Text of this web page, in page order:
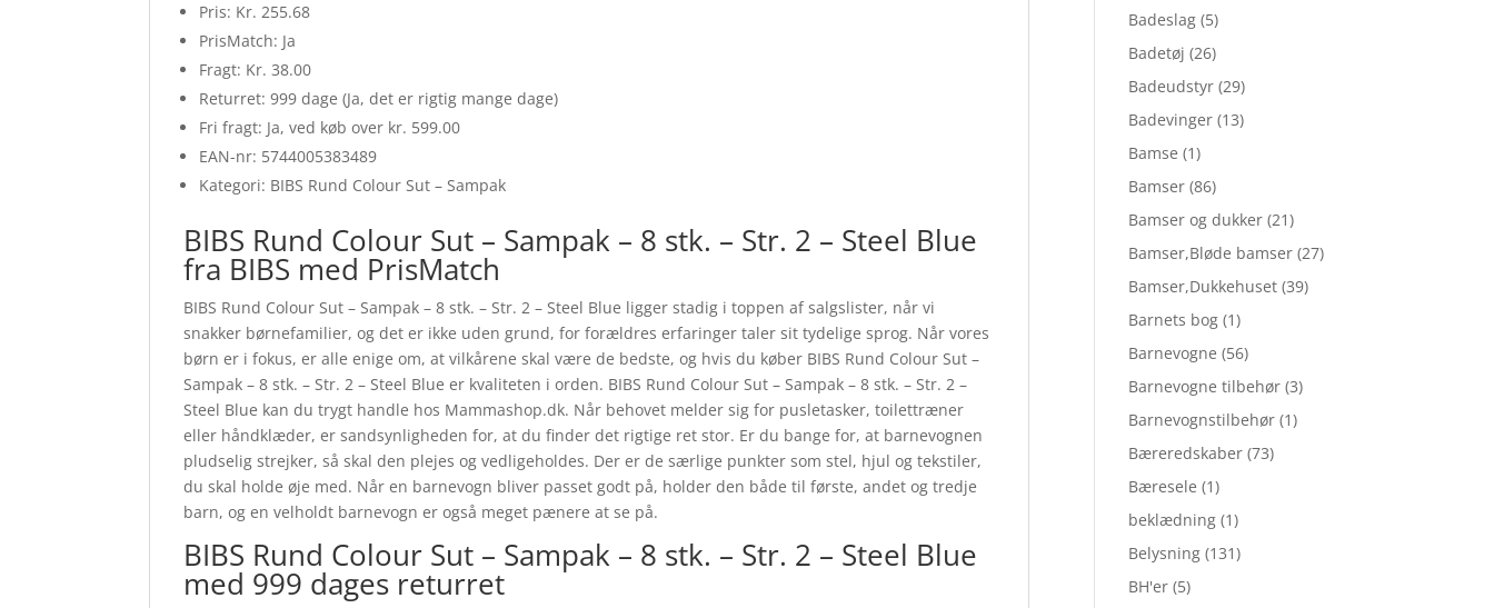
Pris: Kr. 255.68
PrisMatch: Ja
Fragt: Kr. 38.00
Returret: 999 dage (Ja, det er rigtig mange dage)
Fri fragt: Ja, ved køb over kr. 599.00
EAN-nr: 5744005383489
Kategori: BIBS Rund Colour Sut – Sampak
BIBS Rund Colour Sut – Sampak – 8 stk. – Str. 2 – Steel Blue
fra BIBS med PrisMatch
BIBS Rund Colour Sut – Sampak – 8 stk. – Str. 2 – Steel Blue ligger stadig i toppen af salgslister, når vi
snakker børnefamilier, og det er ikke uden grund, for forældres erfaringer taler sit tydelige sprog. Når vores
børn er i fokus, er alle enige om, at vilkårene skal være de bedste, og hvis du køber BIBS Rund Colour Sut –
Sampak – 8 stk. – Str. 2 – Steel Blue er kvaliteten i orden. BIBS Rund Colour Sut – Sampak – 8 stk. – Str. 2 –
Steel Blue kan du trygt handle hos Mammashop.dk. Når behovet melder sig for pusletasker, toilettræner
eller håndklæder, er sandsynligheden for, at du finder det rigtige ret stor. Er du bange for, at barnevognen
pludselig strejker, så skal den plejes og vedligeholdes. Der er de særlige punkter som stel, hjul og tekstiler,
du skal holde øje med. Når en barnevogn bliver passet godt på, holder den både til første, andet og tredje
barn, og en velholdt barnevogn er også meget pænere at se på.
BIBS Rund Colour Sut – Sampak – 8 stk. – Str. 2 – Steel Blue
med 999 dages returret
Badeslag (5)
Badetøj (26)
Badeudstyr (29)
Badevinger (13)
Bamse (1)
Bamser (86)
Bamser og dukker (21)
Bamser,Bløde bamser (27)
Bamser,Dukkehuset (39)
Barnets bog (1)
Barnevogne (56)
Barnevogne tilbehør (3)
Barnevognstilbehør (1)
Bæreredskaber (73)
Bæresele (1)
beklædning (1)
Belysning (131)
BH'er (5)